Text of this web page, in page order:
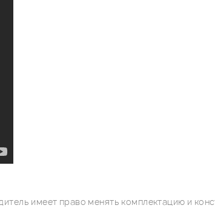
имеет право менять комплектацию и